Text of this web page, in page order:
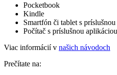
Pocketbook
Kindle
Smartfón či tablet s
Počítač s príslušnou aplikáciou
Viac informácií v našich návodoch
Prečítate na: